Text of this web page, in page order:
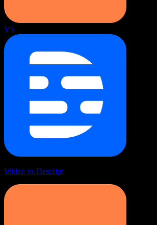
VS
Wideo vs Descript